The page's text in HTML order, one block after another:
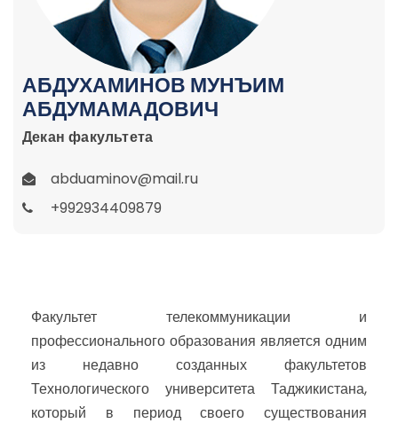
АБДУХАМИНОВ МУНЪИМ
АБДУМАМАДОВИЧ
Декан факультета
abduaminov@mail.ru
+992934409879
Факультет телекоммуникации и
профессионального образования является одним
из недавно созданных факультетов
Технологического университета Таджикистана,
который в период своего существования